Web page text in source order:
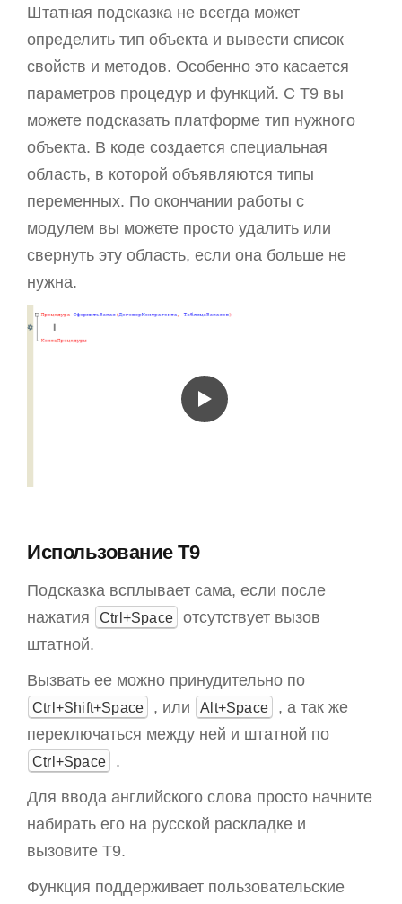
Штатная подсказка не всегда может
определить тип объекта и вывести список
свойств и методов. Особенно это касается
параметров процедур и функций. С T9 вы
можете подсказать платформе тип нужного
объекта. В коде создается специальная
область, в которой объявляются типы
переменных. По окончании работы с
модулем вы можете просто удалить или
свернуть эту область, если она больше не
нужна.
Использование T9
Подсказка всплывает сама, если после
нажатия
Ctrl+Space
отсутствует вызов
штатной.
Вызвать ее можно принудительно по
Ctrl+Shift+Space , или Alt+Space
, а так же
переключаться между ней и штатной по
Ctrl+Space
.
Для ввода английского слова просто начните
набирать его на русской раскладке и
вызовите T9.
Функция поддерживает пользовательские